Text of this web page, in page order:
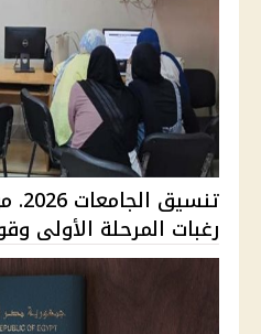
رغبات المرحلة الأولى